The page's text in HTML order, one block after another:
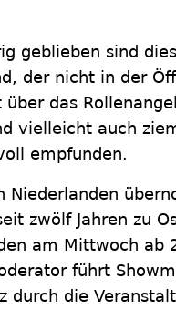
geblieben sind
der nicht in der
das
vielleicht auch
empfunden.
Niederlanden
zwölf Jahren zu
am Mittwoch ab
führt
durch die